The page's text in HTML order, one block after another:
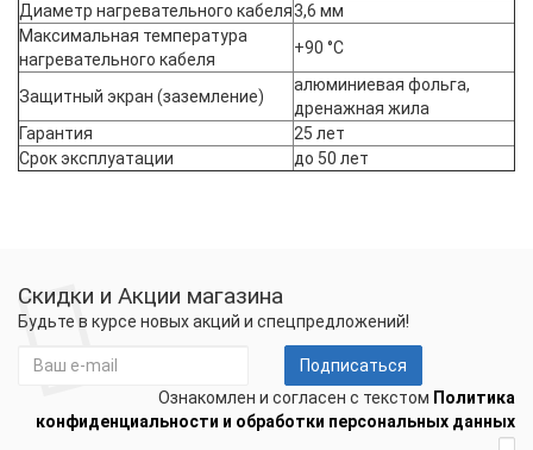
Диаметр нагревательного кабеля3,6 мм
Максимальная температура
нагревательного кабеля
+90 °С
Защитный экран (заземление)
алюминиевая фольга,
дренажная жила
Гарантия
25 лет
Срок эксплуатации
до 50 лет
Скидки и Акции магазина
Будьте в курсе новых акций и спецпредложений!
Подписаться
Ознакомлен и согласен с текстом Политика
конфиденциальности и обработки персональных данных